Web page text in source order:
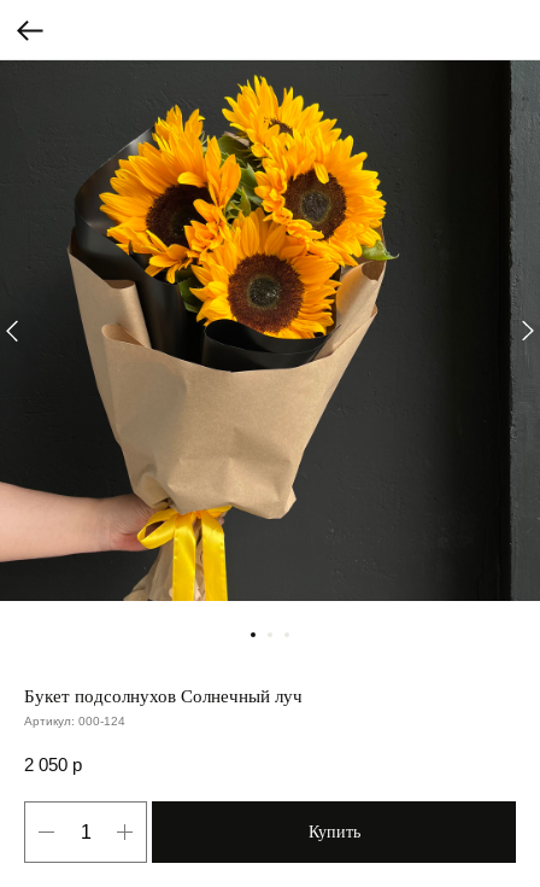
Букет подсолнухов Солнечный луч
Артикул: 000-124
2 050 р
Купить